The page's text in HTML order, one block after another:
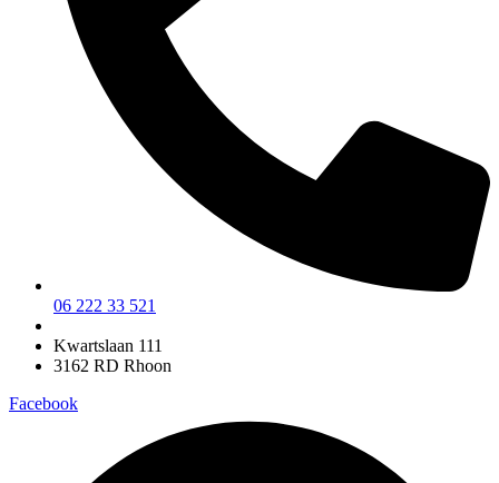
06 222 33 521
Kwartslaan 111
3162 RD Rhoon
Facebook